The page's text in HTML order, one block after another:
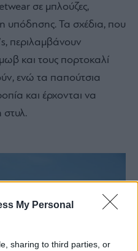
My Personal
sharing to third parties, or
σε μπλούζες,
υπόδησης. Τα σχέδια, που
περιλαμβάνουν
και τους πορτοκαλί
ενώ τα παπούτσια
και έρχονται να